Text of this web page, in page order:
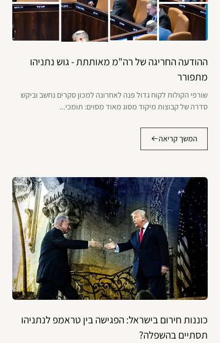
ההודעה החריגה של רה"מ מאותתת - גוש נתניהו
מתפורר
שורפי הקולות לקוח גדול פנה לאחרונה למכון סקרים נחשב וביקש
סדרה של קבוצות מיקוד מסוג מאוד מסוים: תומכי...
המשך קריאה
כוננות חירום בישראל: הפגישה בין טראמפ לנתניהו
תסתיים בהשפלה?